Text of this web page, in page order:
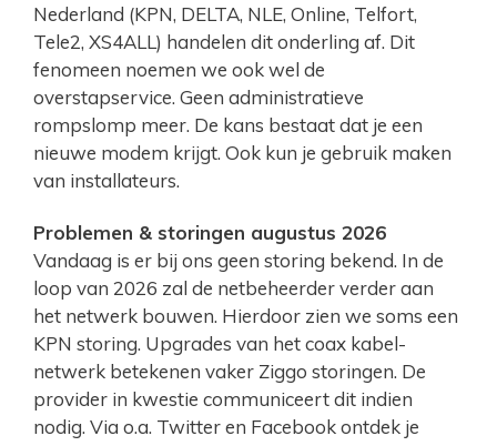
Nederland (KPN, DELTA, NLE, Online, Telfort,
Tele2, XS4ALL) handelen dit onderling af. Dit
fenomeen noemen we ook wel de
overstapservice. Geen administratieve
rompslomp meer. De kans bestaat dat je een
nieuwe modem krijgt. Ook kun je gebruik maken
van installateurs.
Problemen & storingen augustus 2026
Vandaag is er bij ons geen storing bekend. In de
loop van 2026 zal de netbeheerder verder aan
het netwerk bouwen. Hierdoor zien we soms een
KPN storing. Upgrades van het coax kabel-
netwerk betekenen vaker Ziggo storingen. De
provider in kwestie communiceert dit indien
nodig. Via o.a. Twitter en Facebook ontdek je